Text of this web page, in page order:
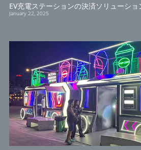
EV充電ステーションの決済ソリューショ
January 22, 2025